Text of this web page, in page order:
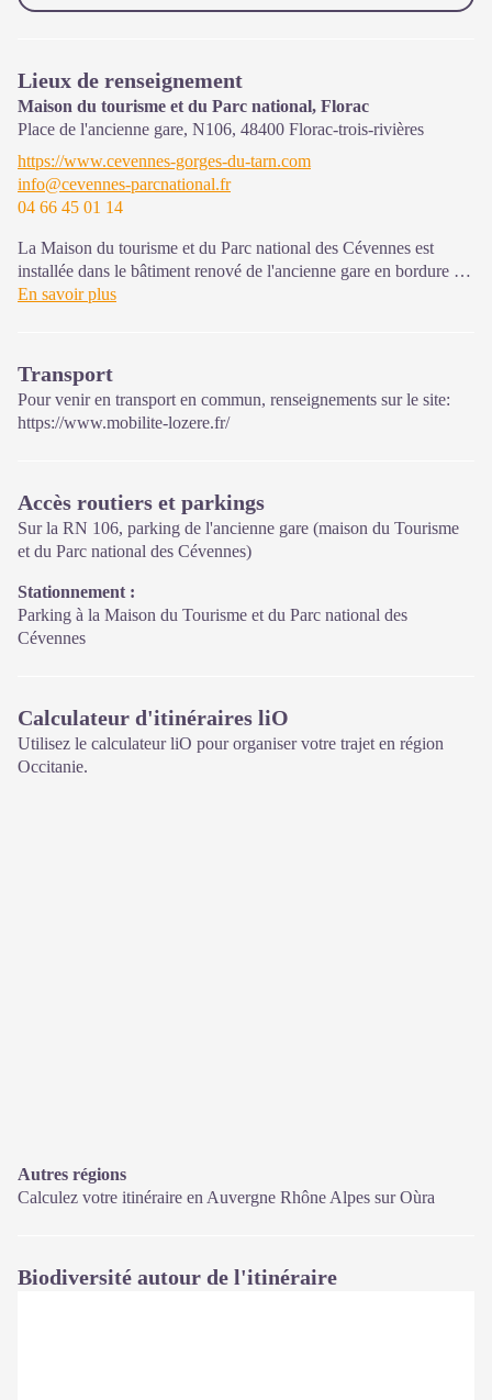
Lieux de renseignement
Maison du tourisme et du Parc national, Florac
Place de l'ancienne gare, N106, 48400 Florac-trois-rivières
https://www.cevennes-gorges-du-tarn.com
info@cevennes-parcnational.fr
04 66 45 01 14
La Maison du tourisme et du Parc national des Cévennes est
installée dans le bâtiment renové de l'ancienne gare en bordure de
la N106. C'est un espace , d’accueil, d'information et de
de l'office de tourisme et du Parc.
Une expo interactive présente le Parc national des Cévennes et
ses actions.
Ouvert toute l'année (se renseigner sur les jours et horaires en
saison hivernale).
En savoir plus
Transport
Pour venir en transport en commun, renseignements sur le site:
https://www.mobilite-lozere.fr/
Accès routiers et parkings
Sur la RN 106, parking de l'ancienne gare (maison du Tourisme
et du Parc national des Cévennes)
Stationnement :
Parking à la Maison du Tourisme et du Parc national des
Cévennes
Calculateur d'itinéraires liO
Utilisez le calculateur liO pour organiser votre trajet en région
Occitanie.
Autres régions
Calculez votre itinéraire en Auvergne Rhône Alpes surOùra
Biodiversité autour de l'itinéraire